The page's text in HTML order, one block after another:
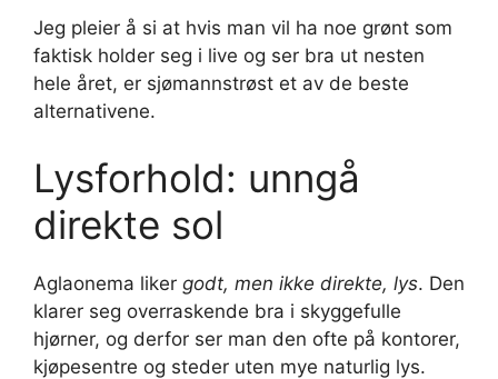
Jeg pleier å si at hvis man vil ha noe grønt som
faktisk holder seg i live og ser bra ut nesten
hele året, er sjømannstrøst et av de beste
alternativene.
Lysforhold: unngå
direkte sol
Aglaonema liker godt, men ikke direkte, lys. Den
klarer seg overraskende bra i skyggefulle
hjørner, og derfor ser man den ofte på kontorer,
kjøpesentre og steder uten mye naturlig lys.